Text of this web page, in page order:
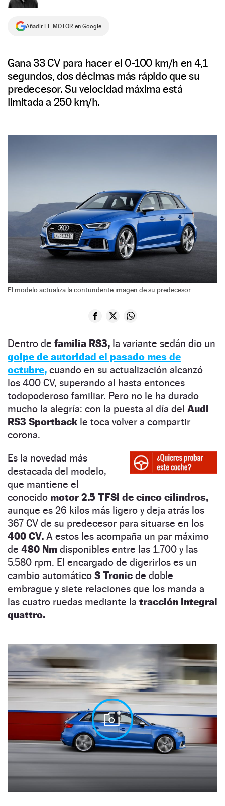
Añadir EL MOTOR en Google
Gana 33 CV para hacer el 0-100 km/h en 4,1
segundos, dos décimas más rápido que su
predecesor. Su velocidad máxima está
limitada a 250 km/h.
El modelo actualiza la contundente imagen de su predecesor.
Dentro de familia RS3, la variante sedán dio un
golpe de autoridad el pasado mes de
octubre, cuando en su actualización alcanzó
los 400 CV, superando al hasta entonces
todopoderoso familiar. Pero no le ha durado
mucho la alegría: con la puesta al día del Audi
RS3 Sportback le toca volver a compartir
corona.
Es la novedad más
destacada del modelo,
que mantiene el
conocido motor 2.5 TFSI de cinco cilindros,
aunque es 26 kilos más ligero y deja atrás los
367 CV de su predecesor para situarse en los
400 CV. A estos les acompaña un par máximo
de 480 Nm disponibles entre las 1.700 y las
5.580 rpm. El encargado de digerirlos es un
cambio automático S Tronic de doble
embrague y siete relaciones que los manda a
las cuatro ruedas mediante la tracción integral
quattro.